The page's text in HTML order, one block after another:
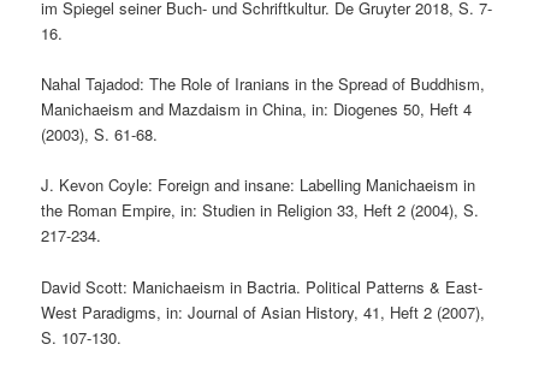
im Spiegel seiner Buch- und Schriftkultur. De Gruyter 2018, S. 7-
16.
Nahal Tajadod: The Role of Iranians in the Spread of Buddhism,
Manichaeism and Mazdaism in China, in: Diogenes 50, Heft 4
(2003), S. 61-68.
J. Kevon Coyle: Foreign and insane: Labelling Manichaeism in
the Roman Empire, in: Studien in Religion 33, Heft 2 (2004), S.
217-234.
David Scott: Manichaeism in Bactria. Political Patterns & East-
West Paradigms, in: Journal of Asian History, 41, Heft 2 (2007),
S. 107-130.